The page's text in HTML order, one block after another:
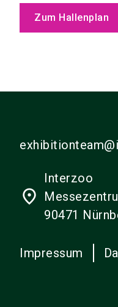
Zum Hallenplan
place
Interzoo
90471
Impressum